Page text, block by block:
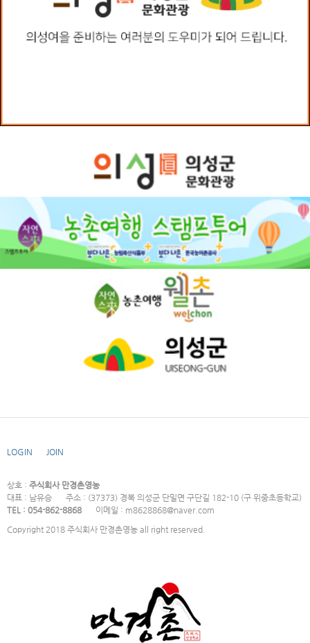
LOGIN JOIN
상호 : 주식회사 만경촌영농
대표 : 남유승
주소 : (37373) 경북 의성군 단밀면 구단길 182-10 (구 위중초등학교)
TEL : 054-862-8868
이메일 : m8628868@naver.com
Copyright 2018 주식회사 만경촌영농 all right reserved.